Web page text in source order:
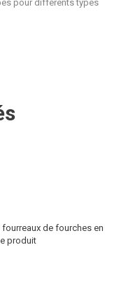
pour différents types
de fourches en
produit